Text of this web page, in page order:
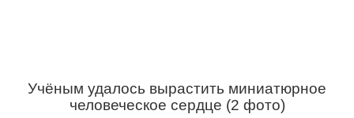
Учёным удалось вырастить миниатюрное
человеческое сердце (2 фото)